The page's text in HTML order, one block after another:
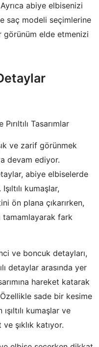
abiye elbisenizi
saç modeli seçimlerine
elde etmenizi
Tasarımlar
ve zarif görünmek
devam ediyor.
abiye elbiselerde
kumaşlar,
ön plana çıkarırken,
tamamlayarak fark
ve boncuk detayları,
detaylar arasında yer
hareket katarak
sade bir kesime
kumaşlar ve
şıklık katıyor.